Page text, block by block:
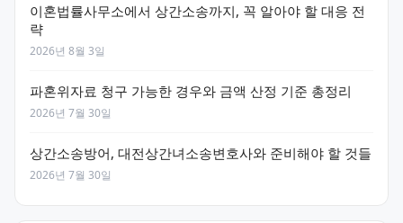
이혼법률사무소에서 상간소송까지, 꼭 알아야 할 대응 전
략
2026년 8월 3일
파혼위자료 청구 가능한 경우와 금액 산정 기준 총정리
2026년 7월 30일
상간소송방어, 대전상간녀소송변호사와 준비해야 할 것들
2026년 7월 30일